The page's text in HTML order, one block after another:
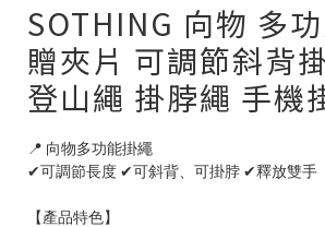
SOTHING 向物 多
贈夾片 可調節斜背
登山繩 掛脖繩 手機
📍 向物多功能掛繩
✔可調節長度 ✔可斜背、可掛脖 ✔釋放雙手
【產品特色】